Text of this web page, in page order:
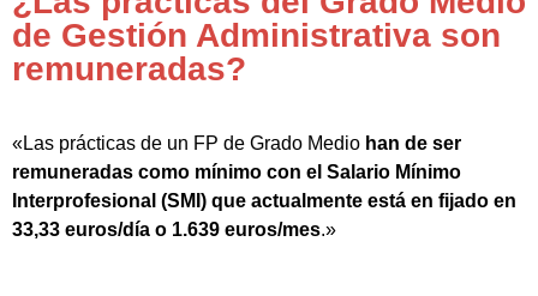
de Gestión Administrativa son
remuneradas?
«Las prácticas de un FP de Grado Medio han de ser
remuneradas como mínimo con el Salario Mínimo
Interprofesional (SMI) que actualmente está en fijado en
33,33 euros/día o 1.639 euros/mes.»